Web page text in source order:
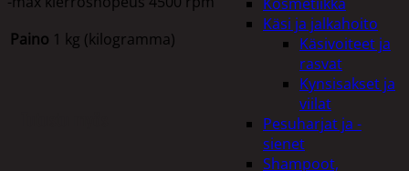
Käsi ja jalkahoito
Käsivoiteet ja
rasvat
Kynsisakset ja
viilat
Pesuharjat ja -
sienet
Shampoot,
Paino 1 kg (kilogramma)